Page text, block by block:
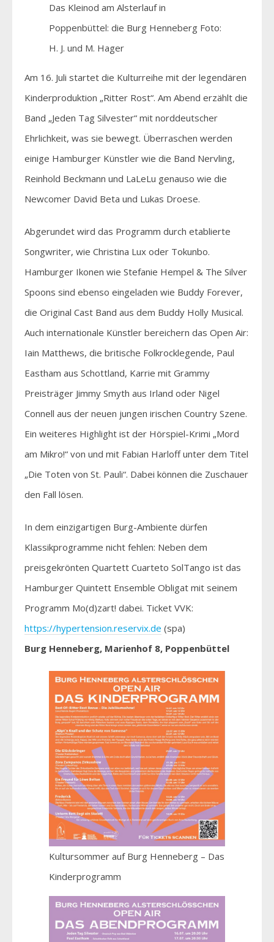
Das Kleinod am Alsterlauf in
Poppenbüttel: die Burg Henneberg Foto:
H. J. und M. Hager
Am 16. Juli startet die Kulturreihe mit der legendären
Kinderproduktion „Ritter Rost“. Am Abend erzählt die
Band „Jeden Tag Silvester“ mit norddeutscher
Ehrlichkeit, was sie bewegt. Überraschen werden
einige Hamburger Künstler wie die Band Nervling,
Reinhold Beckmann und LaLeLu genauso wie die
Newcomer David Beta und Lukas Droese.
Abgerundet wird das Programm durch etablierte
Songwriter, wie Christina Lux oder Tokunbo.
Hamburger Ikonen wie Stefanie Hempel & The Silver
Spoons sind ebenso eingeladen wie Buddy Forever,
die Original Cast Band aus dem Buddy Holly Musical.
Auch internationale Künstler bereichern das Open Air:
Iain Matthews, die britische Folkrocklegende, Paul
Eastham aus Schottland, Karrie mit Grammy
Preisträger Jimmy Smyth aus Irland oder Nigel
Connell aus der neuen jungen irischen Country Szene.
Ein weiteres Highlight ist der Hörspiel-Krimi „Mord
am Mikro!“ von und mit Fabian Harloff unter dem Titel
„Die Toten von St. Pauli“. Dabei können die Zuschauer
den Fall lösen.
In dem einzigartigen Burg-Ambiente dürfen
Klassikprogramme nicht fehlen: Neben dem
preisgekrönten Quartett Cuarteto SolTango ist das
Hamburger Quintett Ensemble Obligat mit seinem
Programm Mo(d)zart! dabei. Ticket VVK:
https://hypertension.reservix.de (spa)
Burg Henneberg, Marienhof 8, Poppenbüttel
Kultursommer auf Burg Henneberg – Das
Kinderprogramm